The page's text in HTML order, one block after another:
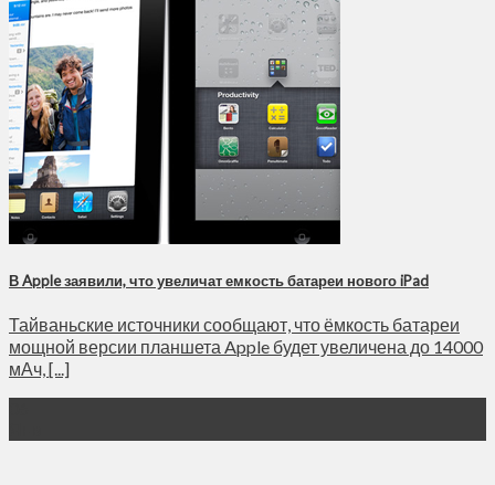
В Apple заявили, что увеличат емкость батареи нового iPad
Тайваньские источники сообщают, что ёмкость батареи
мощной версии планшета Apple будет увеличена до 14000
мАч, [...]